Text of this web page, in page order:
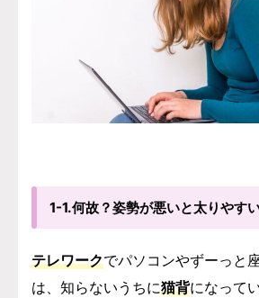
1-1.何故？姿勢が悪いと太りやす
テレワークでパソコンやずーっと
は、知らないうちに猫背になって